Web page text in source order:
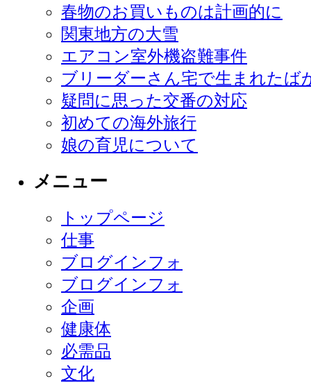
春物のお買いものは計画的に
関東地方の大雪
エアコン室外機盗難事件
ブリーダーさん宅で生まれたば
疑問に思った交番の対応
初めての海外旅行
娘の育児について
メニュー
トップページ
仕事
ブログインフォ
ブログインフォ
企画
健康体
必需品
文化